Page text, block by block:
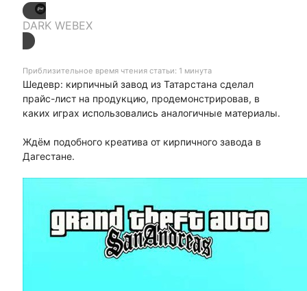
DARK WEBEX
Приблизительное время чтения статьи: 1 минута
Шедевр: кирпичный завод из Татарстана сделал
прайс-лист на продукцию, продемонстрировав, в
каких играх использовались аналогичные материалы.
Ждём подобного креатива от кирпичного завода в
Дагестане.